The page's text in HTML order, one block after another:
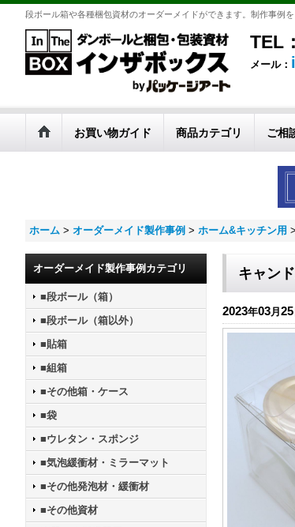
段ボール箱や各種梱包資材のオーダーメイドができます。制作事例
TEL：
メール：
お買い物ガイド 商品カテゴリ ご相
ホーム > オーダーメイド製作事例 > ホーム&キッチン用 >
オーダーメイド製作事例カテゴリ
■段ボール（箱）
■段ボール（箱以外）
■貼箱
■組箱
■その他箱・ケース
■袋
■ウレタン・スポンジ
■気泡緩衝材・ミラーマット
■その他発泡材・緩衝材
■その他資材
キャン
2023年03月 25